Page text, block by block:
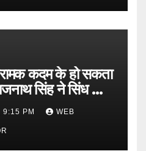
कदम के हो सकता
सिंह ने सिंध को
9:15 PM WEB